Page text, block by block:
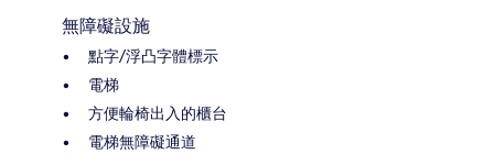
無障礙設施
點字/浮凸字體標示
電梯
方便輪椅出入的櫃台
電梯無障礙通道